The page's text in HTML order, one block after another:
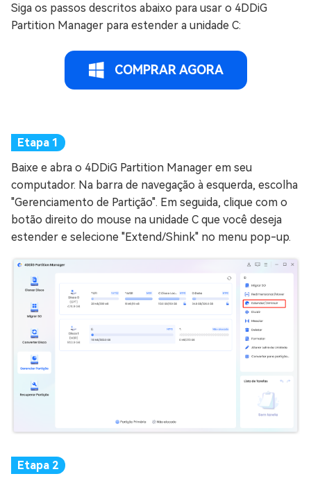
Siga os passos descritos abaixo para usar o 4DDiG
Partition Manager para estender a unidade C:
COMPRAR AGORA
Baixe e abra o 4DDiG Partition Manager em seu
computador. Na barra de navegação à esquerda, escolha
"Gerenciamento de Partição". Em seguida, clique com o
botão direito do mouse na unidade C que você deseja
estender e selecione "Extend/Shink" no menu pop-up.